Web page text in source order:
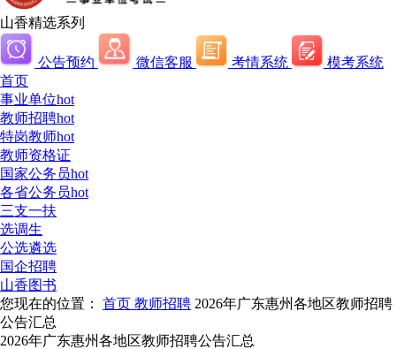
山香精选系列
公告预约 微信客服 考情系统
模考系统
首页
事业单位hot
教师招聘hot
特岗教师hot
教师资格证
国家公务员hot
各省公务员hot
三支一扶
选调生
公选遴选
国企招聘
山香图书
您现在的位置： 首页 教师招聘 2026年广东惠州各地区教师招聘
公告汇总
2026年广东惠州各地区教师招聘公告汇总